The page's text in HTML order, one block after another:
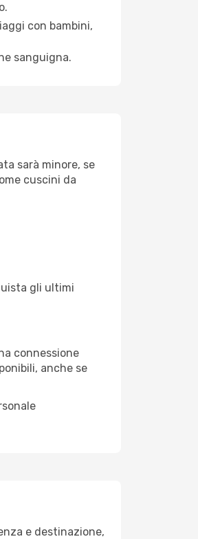
con bambini,
sanguigna.
sarà minore, se
cuscini da
gli ultimi
connessione
anche se
e destinazione,